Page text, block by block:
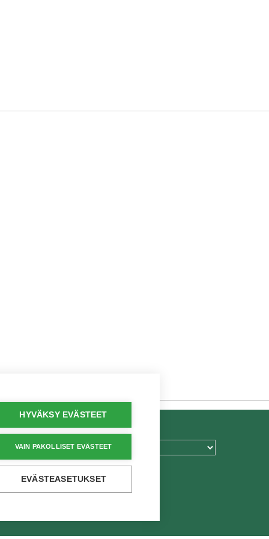
TEXT.LANGUAGE
HYVÄKSY EVÄSTEET
VAIN PAKOLLISET EVÄSTEET
EVÄSTEASETUKSET